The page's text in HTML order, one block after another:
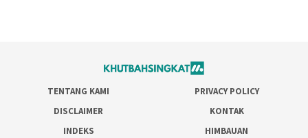
TENTANG KAMI
PRIVACY POLICY
DISCLAIMER
KONTAK
INDEKS
HIMBAUAN